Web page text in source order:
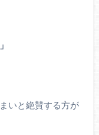
いと絶賛する方が